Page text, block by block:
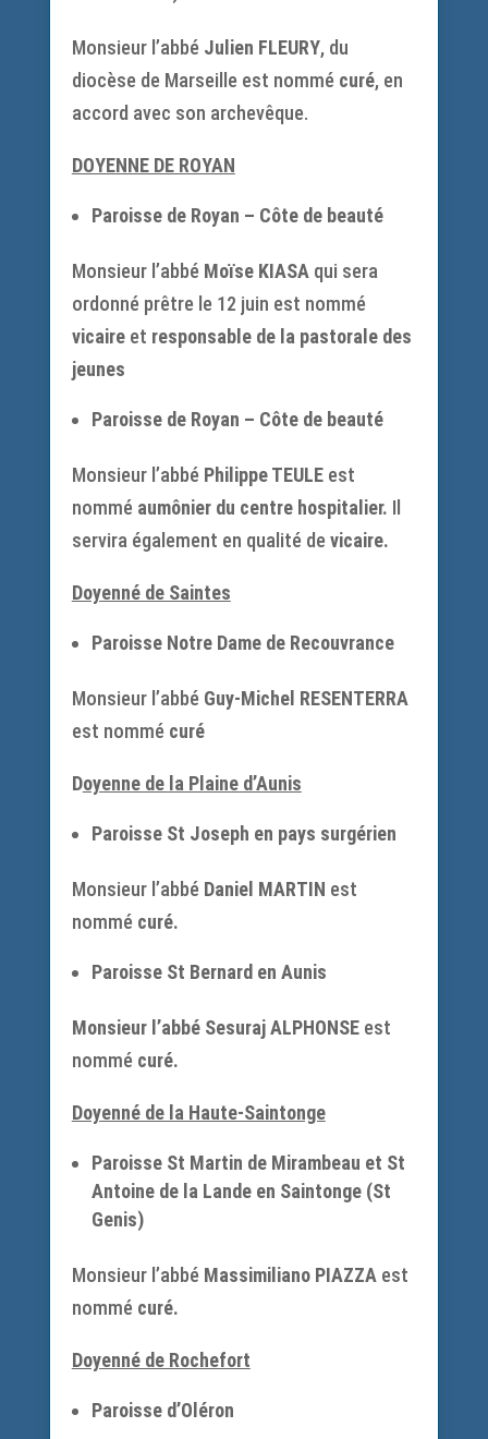
Monsieur l’abbé Julien FLEURY, du
diocèse de Marseille est nommé curé, en
accord avec son archevêque.
DOYENNE DE ROYAN
Paroisse de Royan – Côte de beauté
Monsieur l’abbé Moïse KIASA qui sera
ordonné prêtre le 12 juin est nommé
vicaire et responsable de la pastorale des
jeunes
Paroisse de Royan – Côte de beauté
Monsieur l’abbé Philippe TEULE est
nommé aumônier du centre hospitalier. Il
servira également en qualité de vicaire.
Doyenné de Saintes
Paroisse Notre Dame de Recouvrance
Monsieur l’abbé Guy-Michel RESENTERRA
est nommé curé
Doyenne de la Plaine d’Aunis
Paroisse St Joseph en pays surgérien
Monsieur l’abbé Daniel MARTIN est
nommé curé.
Paroisse St Bernard en Aunis
Monsieur l’abbé Sesuraj ALPHONSE est
nommé curé.
Doyenné de la Haute-Saintonge
Paroisse St Martin de Mirambeau et St
Antoine de la Lande en Saintonge (St
Genis)
Monsieur l’abbé Massimiliano PIAZZA est
nommé curé.
Doyenné de Rochefort
Paroisse d’Oléron